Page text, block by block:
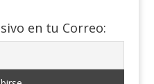
en tu Correo: